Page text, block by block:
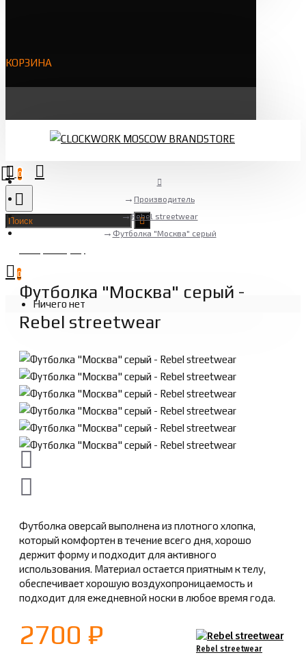
КОРЗИНА
0
0
Ничего нет
Производитель
Rebel streetwear
Футболка "Москва" серый
Футболка "Москва" серый -
Rebel streetwear
Футболка оверсай выполнена из плотного хлопка,
который комфортен в течение всего дня, хорошо
держит форму и подходит для активного
использования. Материал остается приятным к телу,
обеспечивает хорошую воздухопроницаемость и
подходит для ежедневной носки в любое время года.
2700 ₽ Rebel streetwear